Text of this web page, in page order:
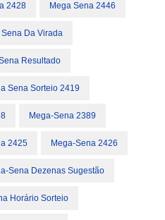
2428 Mega Sena 2446
Sena Da Virada
Resultado
Sena Sorteio 2419
Mega-Sena 2389
2425 Mega-Sena 2426
Sena Dezenas Sugestão
Horário Sorteio